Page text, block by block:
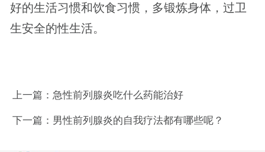
好的生活习惯和饮食习惯，多锻炼身体，过卫
生安全的性生活。
上一篇： 急性前列腺炎吃什么药能治好
下一篇： 男性前列腺炎的自我疗法都有哪些呢？